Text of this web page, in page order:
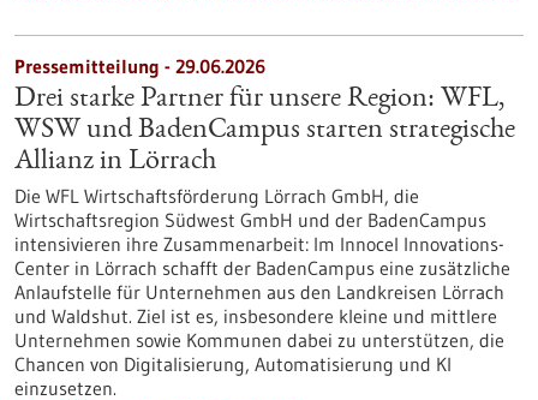
Pressemitteilung - 29.06.2026
Drei starke Partner für unsere Region: WFL,
WSW und BadenCampus starten strategische
Allianz in Lörrach
Die WFL Wirtschaftsförderung Lörrach GmbH, die
Wirtschaftsregion Südwest GmbH und der BadenCampus
intensivieren ihre Zusammenarbeit: Im Innocel Innovations-
Center in Lörrach schafft der BadenCampus eine zusätzliche
Anlaufstelle für Unternehmen aus den Landkreisen Lörrach
und Waldshut. Ziel ist es, insbesondere kleine und mittlere
Unternehmen sowie Kommunen dabei zu unterstützen, die
Chancen von Digitalisierung, Automatisierung und KI
einzusetzen.